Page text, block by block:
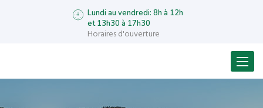
Lundi au vendredi: 8h à 12h
et 13h30 à 17h30
Horaires d'ouverture
Menu